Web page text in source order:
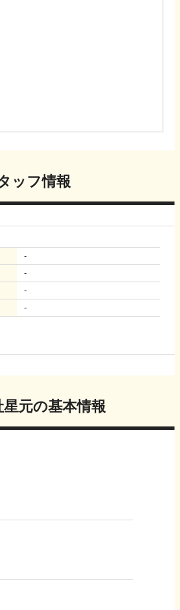
ッフ情報
-
-
-
-
星元の基本情報